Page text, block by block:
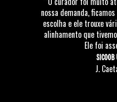
nossa demanda,
escolha e ele trouxe
alinhamento que
Ele foi
J.